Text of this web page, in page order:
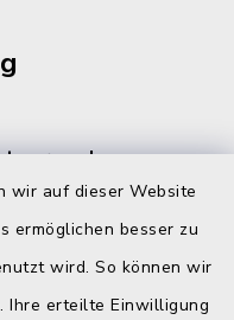
wir auf dieser Website
ermöglichen besser zu
wird. So können wir
Ihre erteilte Einwilligung
nur nach
04384 5979-